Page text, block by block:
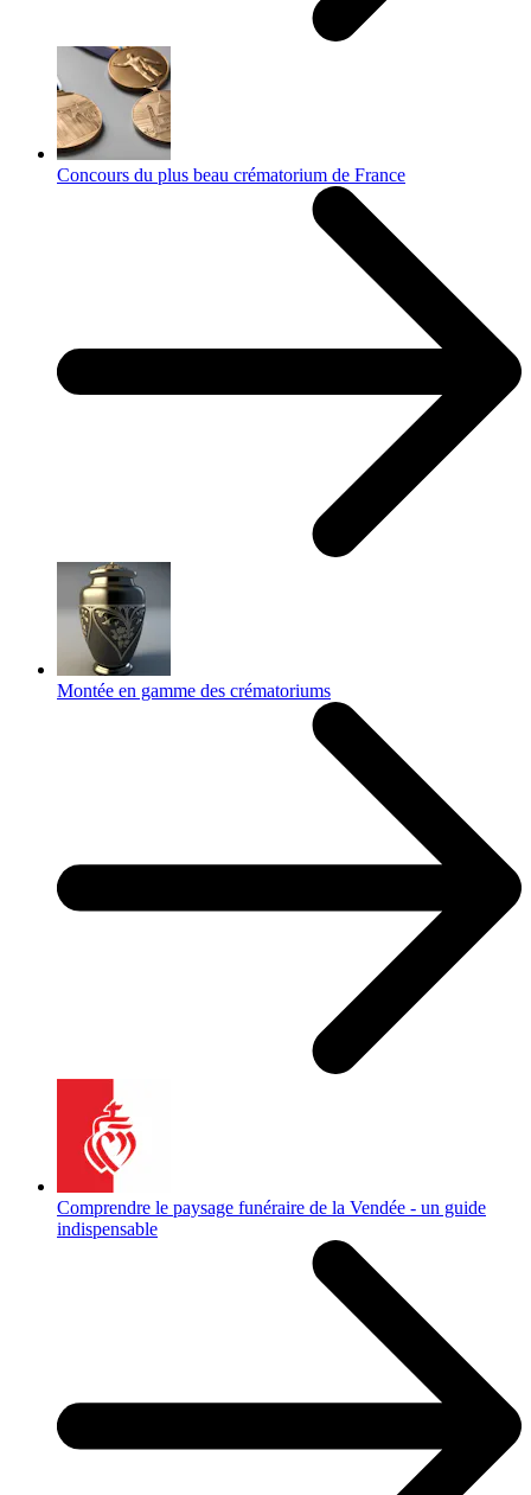
Concours du plus beau crématorium de France
Montée en gamme des crématoriums
Comprendre le paysage funéraire de la Vendée - un guide
indispensable